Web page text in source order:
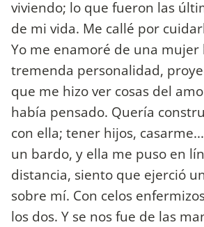
viviendo; lo que fueron las
de mi vida. Me callé por
Yo me enamoré de una mujer
tremenda personalidad,
que me hizo ver cosas del
había pensado. Quería
con ella; tener hijos,
un bardo, y ella me puso en
distancia, siento que ejerció
sobre mí. Con celos
los dos. Y se nos fue de las